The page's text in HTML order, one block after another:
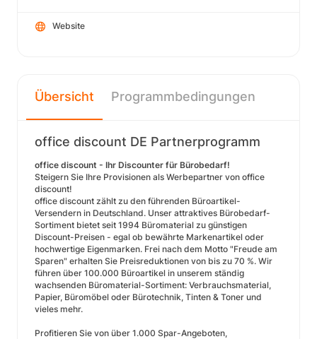
Website
Übersicht Programmbedingungen
office discount DE Partnerprogramm
office discount - Ihr Discounter für Bürobedarf!
Steigern Sie Ihre Provisionen als Werbepartner von office
discount!
office discount zählt zu den führenden Büroartikel-
Versendern in Deutschland. Unser attraktives Bürobedarf-
Sortiment bietet seit 1994 Büromaterial zu günstigen
Discount-Preisen - egal ob bewährte Markenartikel oder
hochwertige Eigenmarken. Frei nach dem Motto "Freude am
Sparen" erhalten Sie Preisreduktionen von bis zu 70 %. Wir
führen über 100.000 Büroartikel in unserem ständig
wachsenden Büromaterial-Sortiment: Verbrauchsmaterial,
Papier, Büromöbel oder Bürotechnik, Tinten & Toner und
vieles mehr.
Profitieren Sie von über 1.000 Spar-Angeboten,